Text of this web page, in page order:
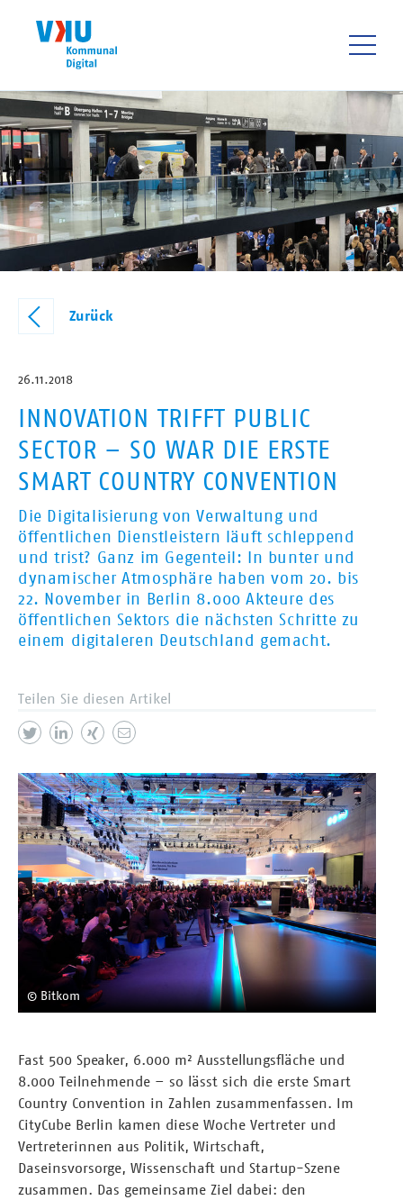
Zurück
26.11.2018
INNOVATION TRIFFT PUBLIC
SECTOR – SO WAR DIE ERSTE
SMART COUNTRY CONVENTION
Die Digitalisierung von Verwaltung und
öffentlichen Dienstleistern läuft schleppend
und trist? Ganz im Gegenteil: In bunter und
dynamischer Atmosphäre haben vom 20. bis
22. November in Berlin 8.000 Akteure des
öffentlichen Sektors die nächsten Schritte zu
einem digitaleren Deutschland gemacht.
Teilen Sie diesen Artikel
© Bitkom
Fast 500 Speaker, 6.000 m² Ausstellungsfläche und
8.000 Teilnehmende – so lässt sich die erste Smart
Country Convention in Zahlen zusammenfassen. Im
CityCube Berlin kamen diese Woche Vertreter und
Vertreterinnen aus Politik, Wirtschaft,
Daseinsvorsorge, Wissenschaft und Startup-Szene
zusammen. Das gemeinsame Ziel dabei: den